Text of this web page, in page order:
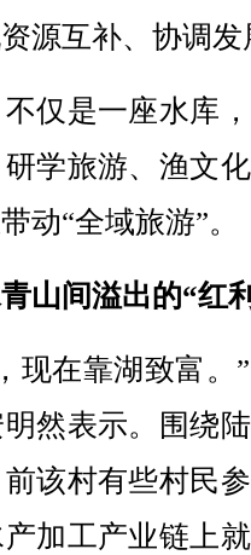
源互补、协调发
是一座水库
学旅游、渔文
动“全域旅游”。
间溢出的“红
在靠湖致富。
然表示。围绕
该村有些村民
加工产业链上